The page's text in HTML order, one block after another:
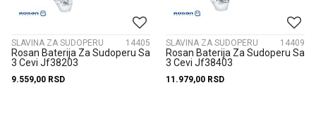
SLAVINA ZA SUDOPERU 14405
Rosan Baterija Za Sudoperu Sa
3 Cevi Jf38203
9.559,00 RSD
SLAVINA ZA SUDOPERU 14409
Rosan Baterija Za Sudoperu Sa
3 Cevi Jf38403
11.979,00 RSD